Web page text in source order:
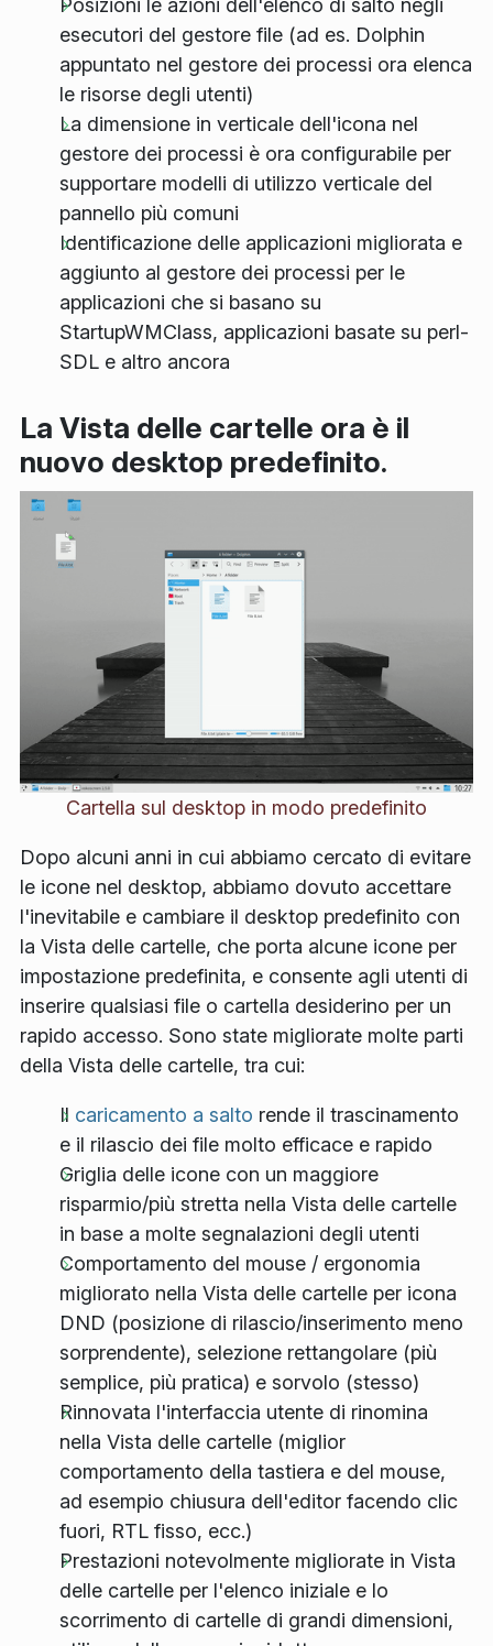
Posizioni le azioni dell'elenco di salto negli
esecutori del gestore file (ad es. Dolphin
appuntato nel gestore dei processi ora elenca
le risorse degli utenti)
La dimensione in verticale dell'icona nel
gestore dei processi è ora configurabile per
supportare modelli di utilizzo verticale del
pannello più comuni
Identificazione delle applicazioni migliorata e
aggiunto al gestore dei processi per le
applicazioni che si basano su
StartupWMClass, applicazioni basate su perl-
SDL e altro ancora
La Vista delle cartelle ora è il
nuovo desktop predefinito.
Cartella sul desktop in modo predefinito
Dopo alcuni anni in cui abbiamo cercato di evitare
le icone nel desktop, abbiamo dovuto accettare
l'inevitabile e cambiare il desktop predefinito con
la Vista delle cartelle, che porta alcune icone per
impostazione predefinita, e consente agli utenti di
inserire qualsiasi file o cartella desiderino per un
rapido accesso. Sono state migliorate molte parti
della Vista delle cartelle, tra cui:
Il caricamento a salto rende il trascinamento
e il rilascio dei file molto efficace e rapido
Griglia delle icone con un maggiore
risparmio/più stretta nella Vista delle cartelle
in base a molte segnalazioni degli utenti
Comportamento del mouse / ergonomia
migliorato nella Vista delle cartelle per icona
DND (posizione di rilascio/inserimento meno
sorprendente), selezione rettangolare (più
semplice, più pratica) e sorvolo (stesso)
Rinnovata l'interfaccia utente di rinomina
nella Vista delle cartelle (miglior
comportamento della tastiera e del mouse,
ad esempio chiusura dell'editor facendo clic
fuori, RTL fisso, ecc.)
Prestazioni notevolmente migliorate in Vista
delle cartelle per l'elenco iniziale e lo
scorrimento di cartelle di grandi dimensioni,